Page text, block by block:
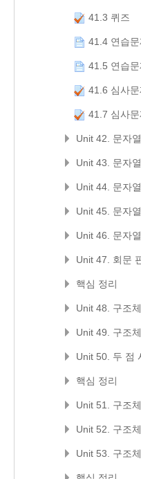
41.3 퀴즈
41.4 연습
41.5 연습
41.6 심사
41.7 심사
Unit 42. 문자
Unit 43. 문자
Unit 44. 문자
Unit 45. 문자
Unit 46. 문자
Unit 47. 회문
핵심 정리
Unit 48. 구조
Unit 49. 구조
Unit 50. 두 점
핵심 정리
Unit 51. 구조
Unit 52. 구조
Unit 53. 구조